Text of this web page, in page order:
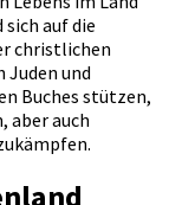
auf die
christlichen
Juden und
Buches stützen,
aber auch